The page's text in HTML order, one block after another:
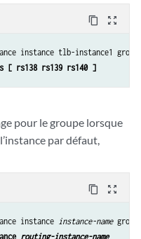
content_copy zoom_out_map
instance tlb-instance1
[ rs138 rs139 rs140 ]
pour le groupe lorsque
par défaut,
content_copy zoom_out_map
instance instance-name
routing-instance-name